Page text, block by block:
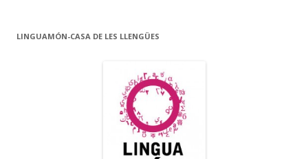
LINGUAMÓN-CASA DE LES LLENGÜES